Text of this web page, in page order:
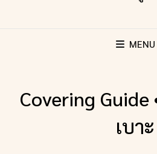
MENU
Covering Guide
เบาะ